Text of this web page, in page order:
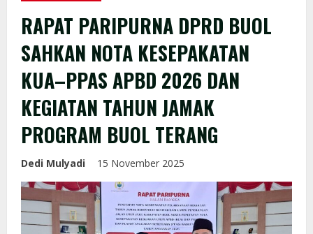
RAPAT PARIPURNA DPRD BUOL
SAHKAN NOTA KESEPAKATAN
KUA–PPAS APBD 2026 DAN
KEGIATAN TAHUN JAMAK
PROGRAM BUOL TERANG
Dedi Mulyadi 15 November 2025